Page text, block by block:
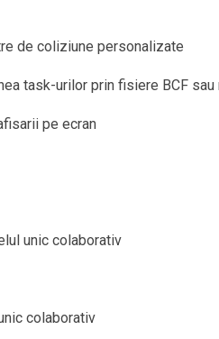
de coliziune personalizate
task-urilor prin fisiere BCF
pe ecran
unic colaborativ
colaborativ